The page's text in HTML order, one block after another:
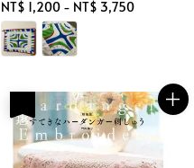
Regular
price
NT$ 1,200 - NT$ 3,750